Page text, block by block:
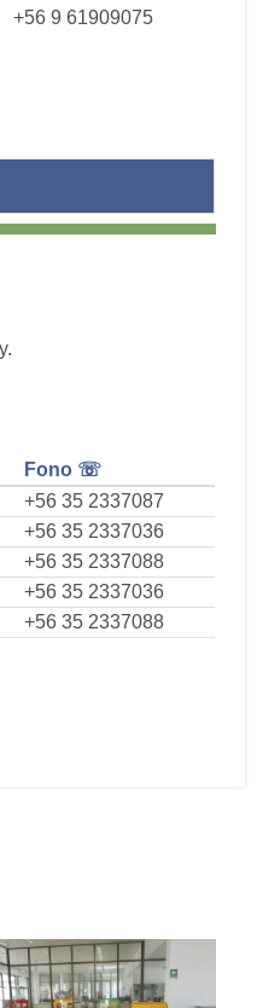
+56 9 61909075
Fono ☏
+56 35 2337087
+56 35 2337036
+56 35 2337088
+56 35 2337036
+56 35 2337088